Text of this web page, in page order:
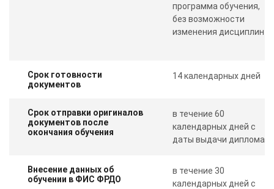
программа обучения,
без возможности
изменения дисциплин
Срок готовности
документов
14 календарных дней
Срок отправки оригиналов
документов после
окончания обучения
в течение 60
календарных дней с
даты выдачи диплома
Внесение данных об
обучении в ФИС ФРДО
в течение 30
календарных дней с